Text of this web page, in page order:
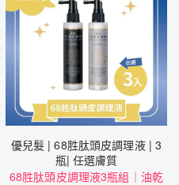
優兒髮 | 68胜肽頭皮調理液 | 3
瓶| 任選膚質
68胜肽頭皮調理液3瓶組｜油乾